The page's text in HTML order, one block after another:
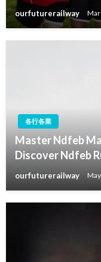
ourfuturerailway
各行各業
Master Ndfeb
Discover Ndfeb
ourfuturerailway